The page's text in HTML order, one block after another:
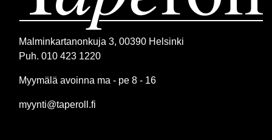
Malminkartanonkuja 3, 00390 Helsinki
Puh. 010 423 1220
Myymälä avoinna ma - pe 8 - 16
myynti@taperoll.fi